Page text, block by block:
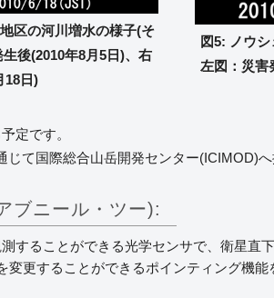
区の河川増水の様子(そ
後(2010年8月5日)、右
18日)
図5: ノウ
左図：災害
定です。
て国際総合山岳開発センター(ICIMOD)へ
ブニール・ツー):
することができる光学センサで、衛星直
変更することができるポインティング機